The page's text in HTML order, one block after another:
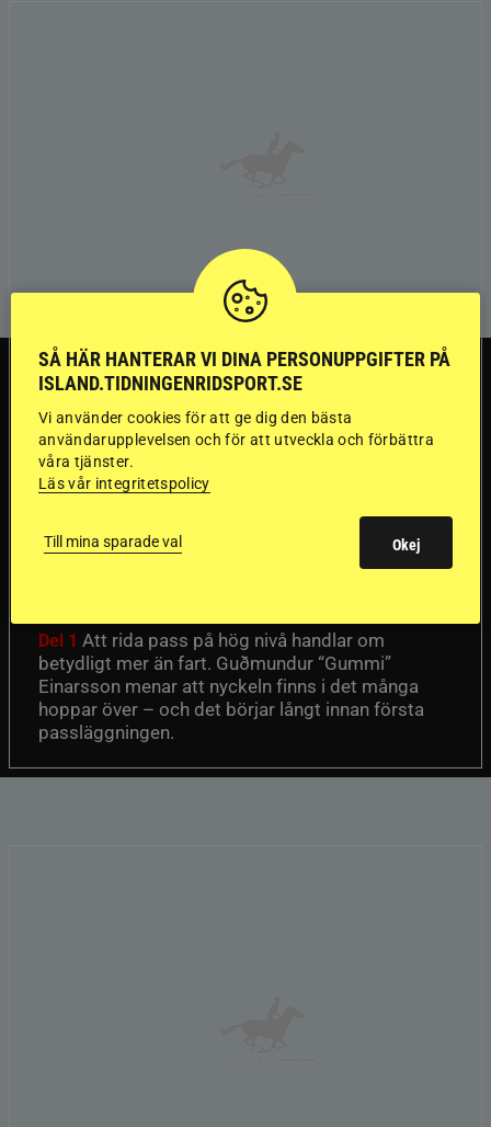
TRÄNINGSTIPS
”Gummi” berättar:
Första stegen mot
en internationell
Del 1 Att rida pass på hög nivå handlar om
betydligt mer än fart. Guðmundur “Gummi”
Einarsson menar att nyckeln finns i det många
hoppar över – och det börjar långt innan första
passläggningen.
SÅ HÄR HANTERAR VI DINA PERSONUPPGIFTER PÅ
ISLAND.TIDNINGENRIDSPORT.SE
Vi använder cookies för att ge dig den bästa
användarupplevelsen och för att utveckla och förbättra
våra tjänster.
Läs vår integritetspolicy
Till mina sparade val Okej